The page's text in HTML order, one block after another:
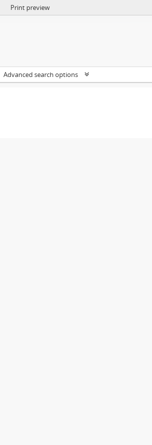
Print preview
Advanced search options